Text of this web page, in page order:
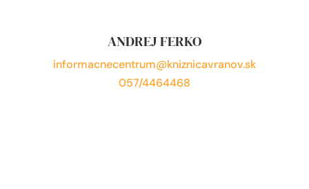
ANDREJ FERKO
informacnecentrum@kniznicavranov.sk
057/4464468